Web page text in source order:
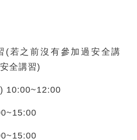
(若之前沒有參加過安全講
全講習)
10:00~12:00